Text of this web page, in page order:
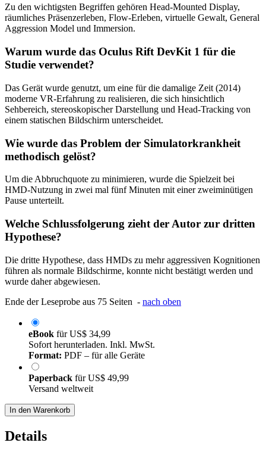
Zu den wichtigsten Begriffen gehören Head-Mounted Display,
räumliches Präsenzerleben, Flow-Erleben, virtuelle Gewalt, General
Aggression Model und Immersion.
Warum wurde das Oculus Rift DevKit 1 für die
Studie verwendet?
Das Gerät wurde genutzt, um eine für die damalige Zeit (2014)
moderne VR-Erfahrung zu realisieren, die sich hinsichtlich
Sehbereich, stereoskopischer Darstellung und Head-Tracking von
einem statischen Bildschirm unterscheidet.
Wie wurde das Problem der Simulatorkrankheit
methodisch gelöst?
Um die Abbruchquote zu minimieren, wurde die Spielzeit bei
HMD-Nutzung in zwei mal fünf Minuten mit einer zweiminütigen
Pause unterteilt.
Welche Schlussfolgerung zieht der Autor zur dritten
Hypothese?
Die dritte Hypothese, dass HMDs zu mehr aggressiven Kognitionen
führen als normale Bildschirme, konnte nicht bestätigt werden und
wurde daher abgewiesen.
Ende der Leseprobe aus 75 Seiten - nach oben
eBook fürUS$ 34,99
Sofort herunterladen. Inkl. MwSt.
Format: PDF – für alle Geräte
Paperback fürUS$ 49,99
Versand weltweit
In den Warenkorb
Details